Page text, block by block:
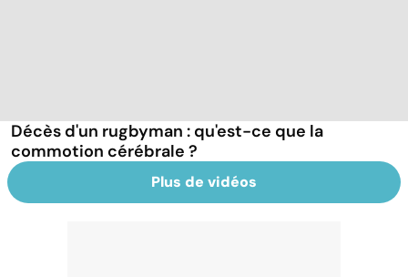
Décès d'un rugbyman : qu'est-ce que la
commotion cérébrale ?
Plus de vidéos